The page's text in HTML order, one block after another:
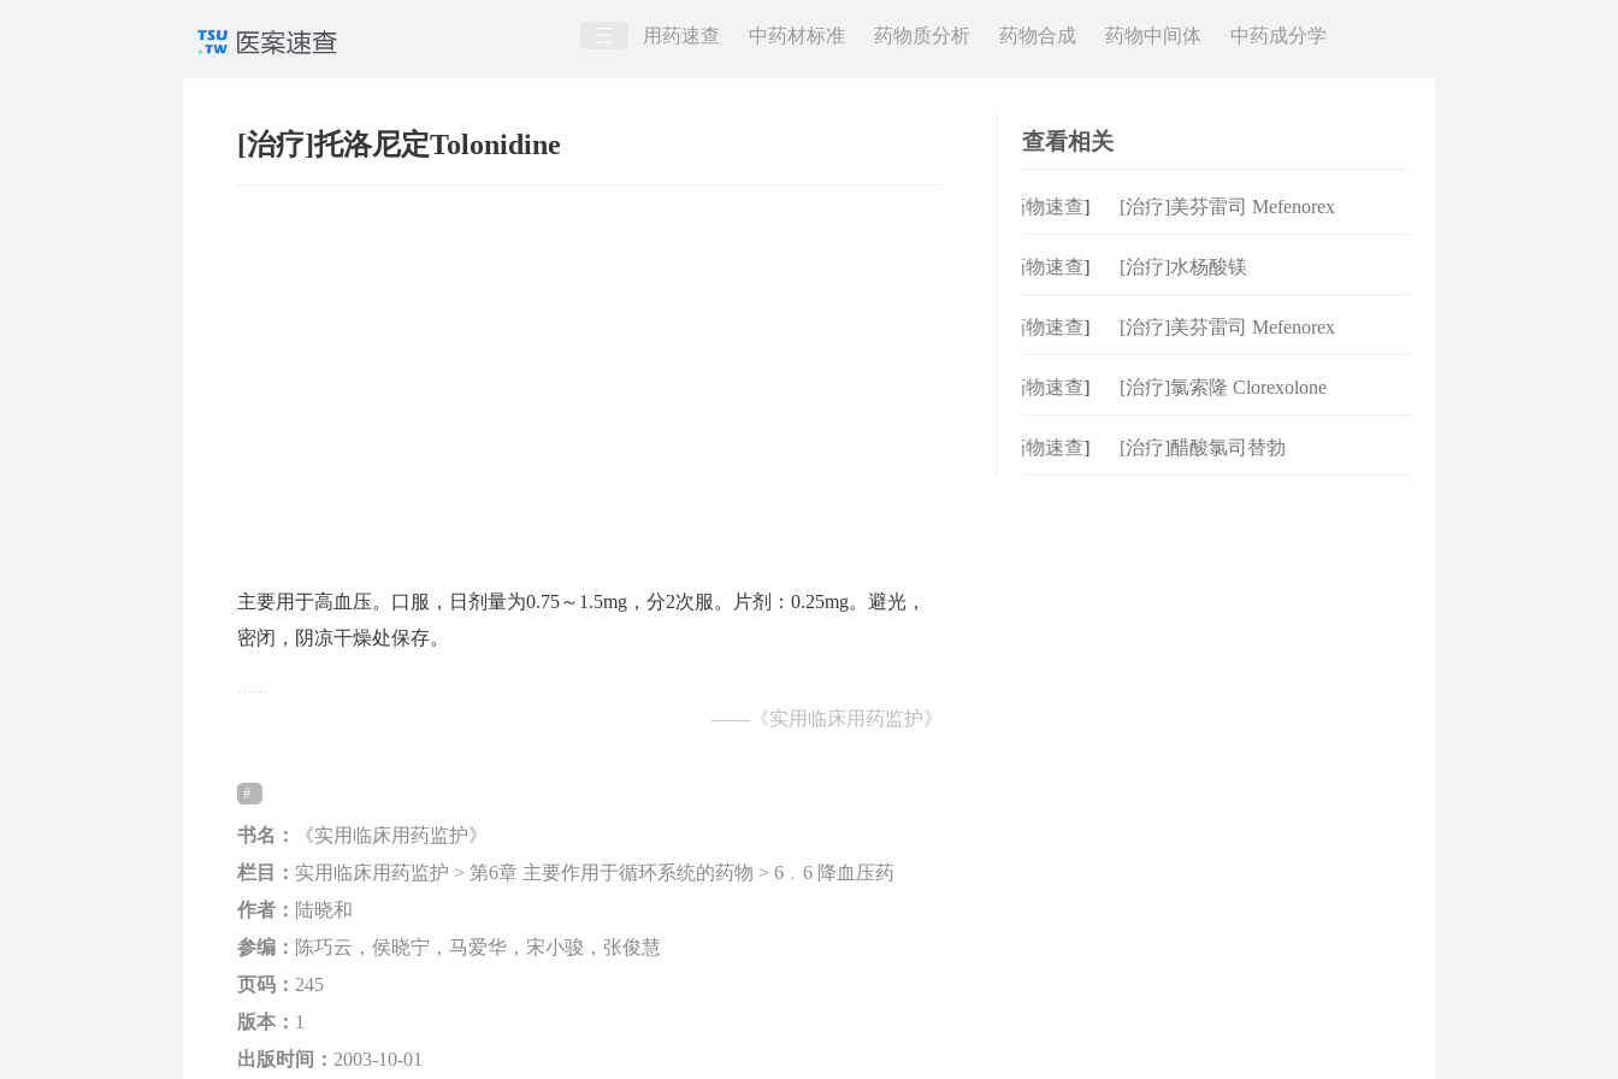
用药速查 中药材标准 药物质分析 药物合成 药物中间体 中药成分学
[治疗]托洛尼定Tolonidine
主要用于高血压。口服，日剂量为0.75～1.5mg，分2次服。片剂：0.25mg。避光，
密闭，阴凉干燥处保存。
—— 《实用临床用药监护》
书名：
《实用临床用药监护》
栏目： 实用临床用药监护 > 第6章 主要作用于循环系统的药物 > 6﹒6 降血压药
作者： 陆晓和
参编： 陈巧云，侯晓宁，马爱华，宋小骏，张俊慧
页码： 245
版本： 1
出版时间： 2003-10-01
查看相关
药物速查] [治疗]美芬雷司 Mefenorex
药物速查] [治疗]水杨酸镁
药物速查] [治疗]美芬雷司 Mefenorex
药物速查] [治疗]氯索隆 Clorexolone
药物速查] [治疗]醋酸氯司替勃